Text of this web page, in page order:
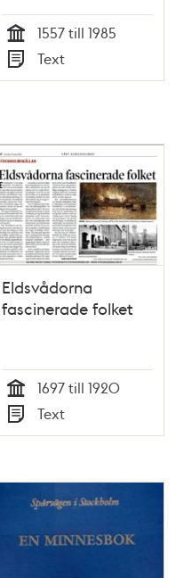
/ Karin Sterner (text),
Ingrid Wilken (foto)
Tid
1557 till 1985
Typ
Text
Eldsvådorna
fascinerade folket
Tid
1697 till 1920
Typ
Text